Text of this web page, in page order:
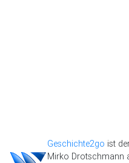
Geschichte2go ist
Mirko Drotschmann